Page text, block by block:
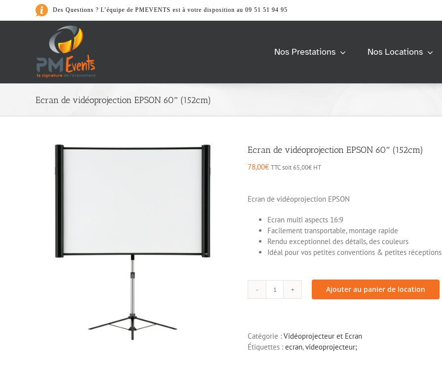
Des Questions ? L’équipe de PMEVENTS est à votre disposition au 09 51 51 94 95
Nos Prestations Nos Locations
Art de la Table
> Cafeterie
> Accessoires
> Verrerie
Son & Lumière
Barnum &
> Accessoires
> Tente Pliante
> Accessoires
> Espace lounge
> Mange debout
> Table
> Chaise et tabouret
Univers Scène
> Praticable de scène
> Barrierage
Ecran de vidéoprojection EPSON 60″ (152cm)
Ecran de vidéoprojection EPSON 60″ (152cm)
78,00€ TTC soit65,00€ HT
Ecran de vidéoprojection EPSON
Ecran multi aspects 16:9
Facilement transportable, montage rapide
Rendu exceptionnel des détails, des couleurs
Idéal pour vos petites conventions & petites
quantité
vidéoprojection
EPSON
Ajouter au panier de location
Catégorie : Vidéoprojecteur et Ecran
Étiquettes : ecran,videoprojecteur;